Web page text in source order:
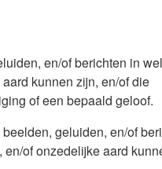
en/of berichten in
kunnen zijn, en/of die
of een bepaald geloof.
geluiden, en/of
of onzedelijke aard